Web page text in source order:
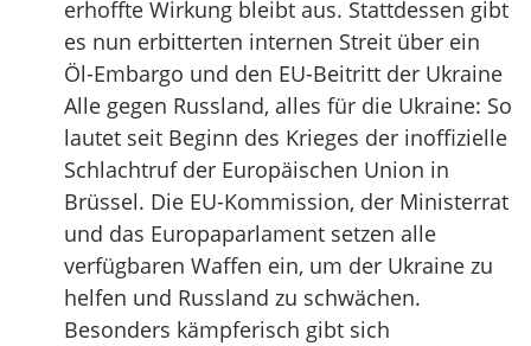
erhoffte Wirkung bleibt aus. Stattdessen gibt
es nun erbitterten internen Streit über ein
Öl-Embargo und den EU-Beitritt der Ukraine
Alle gegen Russland, alles für die Ukraine: So
lautet seit Beginn des Krieges der inoffizielle
Schlachtruf der Europäischen Union in
Brüssel. Die EU-Kommission, der Ministerrat
und das Europaparlament setzen alle
verfügbaren Waffen ein, um der Ukraine zu
helfen und Russland zu schwächen.
Besonders kämpferisch gibt sich